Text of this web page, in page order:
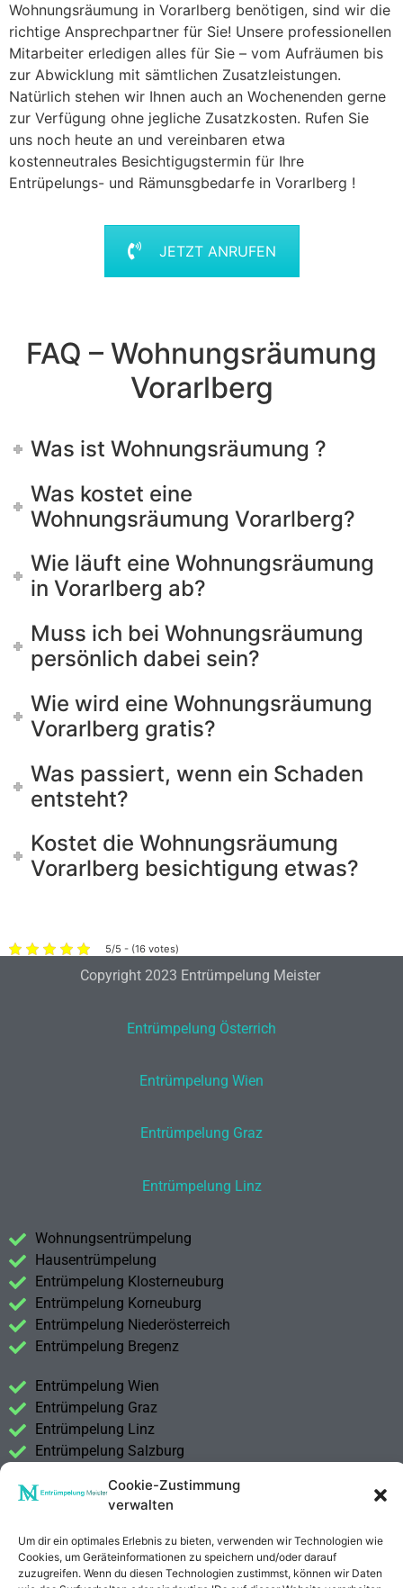
Cookie-Zustimmung
verwalten
Um dir ein optimales Erlebnis zu bieten, verwenden wir Technologien wie
Cookies, um Geräteinformationen zu speichern und/oder darauf
zuzugreifen. Wenn du diesen Technologien zustimmst, können wir Daten
Wohnungsräumung in Vorarlberg benötigen, sind wir die
richtige Ansprechpartner für Sie! Unsere professionellen
Mitarbeiter erledigen alles für Sie – vom Aufräumen bis
zur Abwicklung mit sämtlichen Zusatzleistungen.
Natürlich stehen wir Ihnen auch an Wochenenden gerne
zur Verfügung ohne jegliche Zusatzkosten. Rufen Sie
uns noch heute an und vereinbaren etwa
kostenneutrales Besichtigugstermin für Ihre
Entrüpelungs- und Rämunsgbedarfe in Vorarlberg !
JETZT ANRUFEN
FAQ – Wohnungsräumung
Vorarlberg
Was ist Wohnungsräumung ?
Was kostet eine
Wohnungsräumung Vorarlberg?
Wie läuft eine Wohnungsräumung
in Vorarlberg ab?
Muss ich bei Wohnungsräumung
persönlich dabei sein?
Wie wird eine Wohnungsräumung
Vorarlberg gratis?
Was passiert, wenn ein Schaden
entsteht?
Kostet die Wohnungsräumung
Vorarlberg besichtigung etwas?
5/5 - (16 votes)
Copyright 2023 Entrümpelung Meister
Entrümpelung Österrich
Entrümpelung Wien
Entrümpelung Graz
Entrümpelung Linz
Wohnungsentrümpelung
Hausentrümpelung
Entrümpelung Klosterneuburg
Entrümpelung Korneuburg
Entrümpelung Niederösterreich
Entrümpelung Bregenz
Entrümpelung Wien
Entrümpelung Graz
Entrümpelung Linz
Entrümpelung Salzburg
Entrümpelung Steiermark
Kontakt
Impressum
Datenschutzerklärung